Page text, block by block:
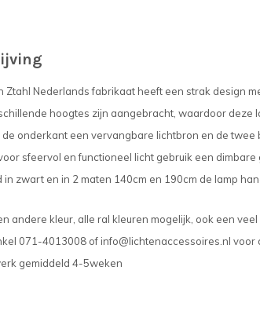
Ztahl Nederlands fabrikaat heeft een strak design
hoogtes zijn aangebracht, waardoor deze
onderkant een vervangbare lichtbron en de
sfeervol en functioneel licht gebruik een
zwart en in 2 maten 140cm en 190cm de lamp
andere kleur, alle ral kleuren mogelijk, ook een
071-4013008 of info@lichtenaccessoires.nl voor
gemiddeld 4-5weken